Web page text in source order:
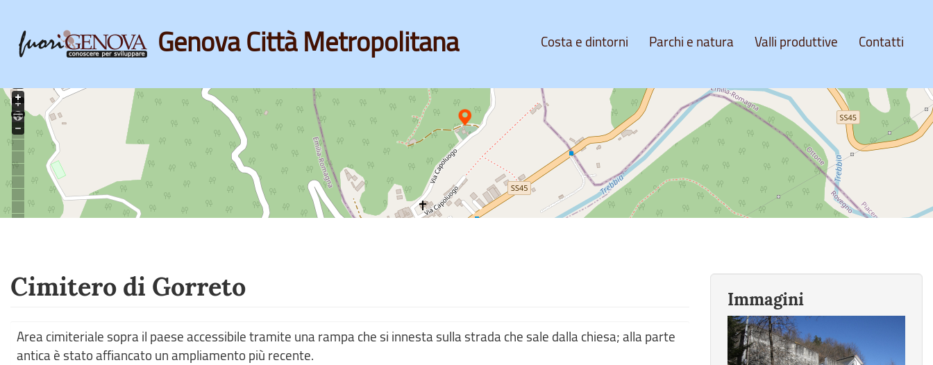
Skip
main
content
Genova Città Metropolitana Costa e dintorni Parchi e natura Valli produttive Contatti
Cimitero di Gorreto
Area cimiteriale sopra il paese accessibile tramite una rampa che si innesta sulla strada che sale dalla chiesa; alla parte
antica è stato affiancato un ampliamento più recente.
Immagini